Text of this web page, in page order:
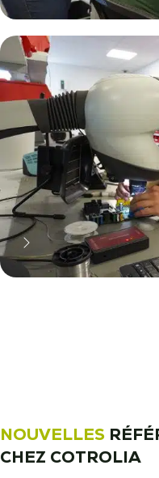
70% moins cher qu'une
neuve... mais pas que !
Pourquoi réparer ?
NOUVELLES
CHEZ COTROLIA